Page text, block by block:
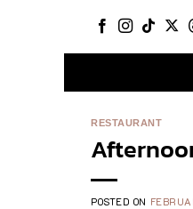
content
RESTAURANT
POSTED ON